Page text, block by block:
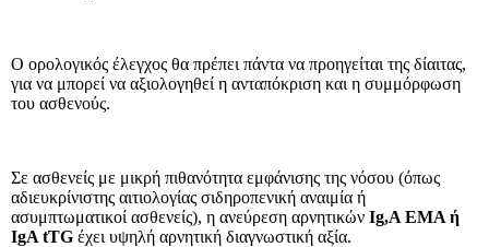
Ο ορολογικός έλεγχος θα πρέπει πά­ντα να προηγείται της δίαιτας,
για να μπορεί να αξιολογηθεί η ανταπόκριση και η συμμόρφωση
του ασθενούς.
Σε ασθενείς με μικρή πιθανότητα εμφάνισης της νόσου (όπως
αδιευκρίνι­στης αιτιολογίας σιδηροπενική αναιμία ή
ασυμπτωματικοί ασθενείς), η ανεύρε­ση αρνητικών Ιg,Α ΕΜΑ ή
IgA tTG έχει υψηλή αρνητική διαγνωστική αξία.